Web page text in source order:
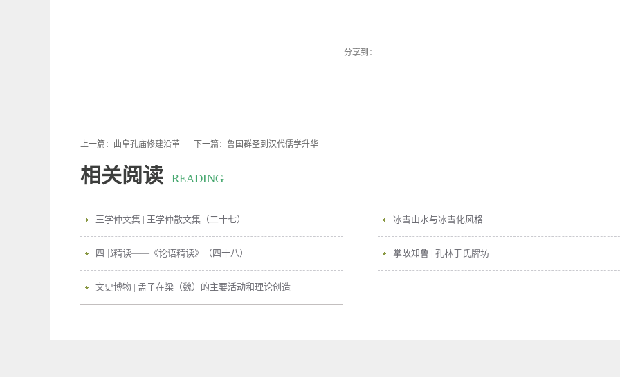
分享到：
上一篇： 曲阜孔庙修建沿革 下一篇： 鲁国群圣到汉代儒学升华
相关阅读 READING
王学仲文集 | 王学仲散文集（二十七） 冰雪山水与冰雪化风格
四书精读——《论语精读》（四十八） 掌故知鲁 | 孔林于氏牌坊
文史博物 | 孟子在梁（魏）的主要活动和理论创造